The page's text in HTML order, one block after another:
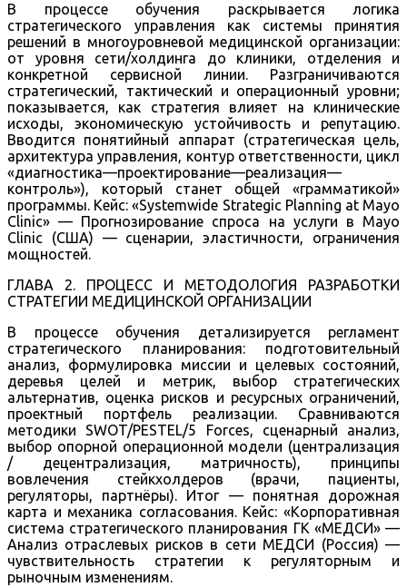
В процессе обучения раскрывается логика
стратегического управления как системы принятия
решений в многоуровневой медицинской организации:
от уровня сети/холдинга до клиники, отделения и
конкретной сервисной линии. Разграничиваются
стратегический, тактический и операционный уровни;
показывается, как стратегия влияет на клинические
исходы, экономическую устойчивость и репутацию.
Вводится понятийный аппарат (стратегическая цель,
архитектура управления, контур ответственности, цикл
«диагностика—проектирование—реализация—
контроль»), который станет общей «грамматикой»
программы. Кейс: «Systemwide Strategic Planning at Mayo
Clinic» — Прогнозирование спроса на услуги в Mayo
Clinic (США) — сценарии, эластичности, ограничения
мощностей.
ГЛАВА 2. ПРОЦЕСС И МЕТОДОЛОГИЯ РАЗРАБОТКИ
СТРАТЕГИИ МЕДИЦИНСКОЙ ОРГАНИЗАЦИИ
В процессе обучения детализируется регламент
стратегического планирования: подготовительный
анализ, формулировка миссии и целевых состояний,
деревья целей и метрик, выбор стратегических
альтернатив, оценка рисков и ресурсных ограничений,
проектный портфель реализации. Сравниваются
методики SWOT/PESTEL/5 Forces, сценарный анализ,
выбор опорной операционной модели (централизация
/ децентрализация, матричность), принципы
вовлечения стейкхолдеров (врачи, пациенты,
регуляторы, партнёры). Итог — понятная дорожная
карта и механика согласования. Кейс: «Корпоративная
система стратегического планирования ГК «МЕДСИ» —
Анализ отраслевых рисков в сети МЕДСИ (Россия) —
чувствительность стратегии к регуляторным и
рыночным изменениям.